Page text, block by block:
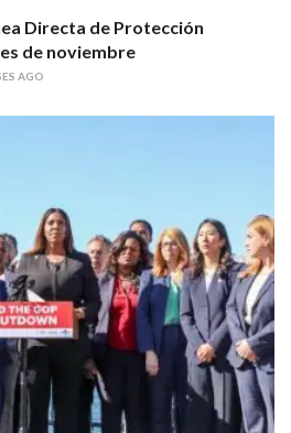
Directa de Protección
de noviembre
AGO